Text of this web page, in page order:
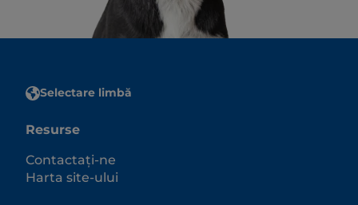
Selectare limbă
Resurse
Contactați-ne
Harta site-ului